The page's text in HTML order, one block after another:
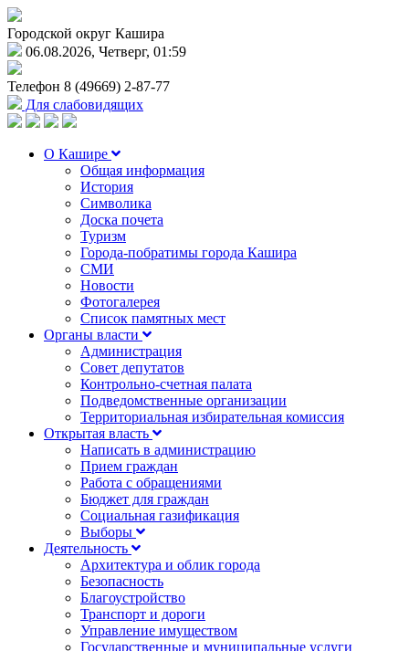
Городской округ Кашира
06.08.2026, Четверг, 01:59
Телефон 8 (49669) 2-87-77
Для слабовидящих
О Кашире
Общая информация
История
Символика
Доска почета
Туризм
Города-побратимы города Кашира
СМИ
Новости
Фотогалерея
Список памятных мест
Органы власти
Администрация
Совет депутатов
Контрольно-счетная палата
Подведомственные организации
Территориальная избирательная комиссия
Открытая власть
Написать в администрацию
Прием граждан
Работа с обращениями
Бюджет для граждан
Социальная газификация
Выборы
Деятельность
Архитектура и облик города
Безопасность
Благоустройство
Транспорт и дороги
Управление имуществом
Государственные и муниципальные услуги